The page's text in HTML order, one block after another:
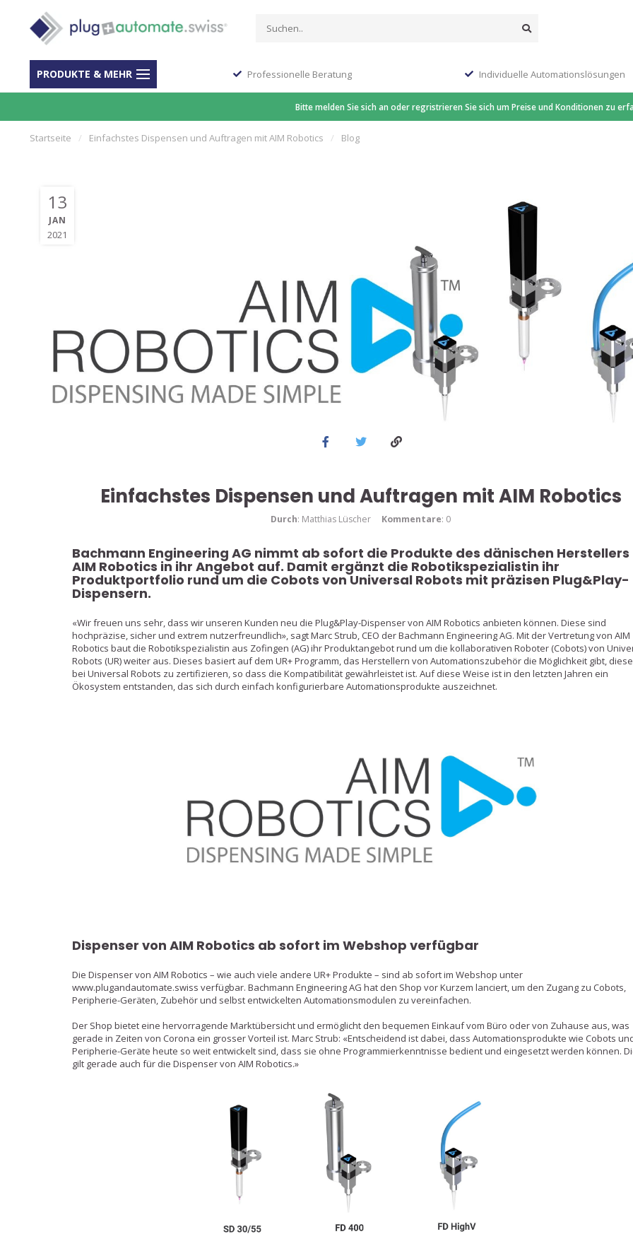
PRODUKTE & MEHR
Shop für Automation Professionelle Beratung Individuelle Automationslösungen
Bitte melden Sie sich an oder regristrieren Sie sich um Preise und Konditionen zu
Startseite / Einfachstes Dispensen und Auftragen mit AIM Robotics / Blog
13
JAN
2021
Einfachstes Dispensen und Auftragen mit AIM Robotics
Durch: Matthias Lüscher Kommentare: 0
Bachmann Engineering AG nimmt ab sofort die Produkte des dänischen Herstellers
AIM Robotics in ihr Angebot auf. Damit ergänzt die Robotikspezialistin ihr
Produktportfolio rund um die Cobots von Universal Robots mit präzisen Plug&Play-
Dispensern.
«Wir freuen uns sehr, dass wir unseren Kunden neu die Plug&Play-Dispenser von AIM Robotics anbieten können. Diese sind
hochpräzise, sicher und extrem nutzerfreundlich», sagt Marc Strub, CEO der Bachmann Engineering AG. Mit der Vertretung von AIM
Robotics baut die Robotikspezialistin aus Zofingen (AG) ihr Produktangebot rund um die kollaborativen Roboter (Cobots) von
Robots (UR) weiter aus. Dieses basiert auf dem UR+ Programm, das Herstellern von Automationszubehör die Möglichkeit gibt,
bei Universal Robots zu zertifizieren, so dass die Kompatibilität gewährleistet ist. Auf diese Weise ist in den letzten Jahren ein
Ökosystem entstanden, das sich durch einfach konfigurierbare Automationsprodukte auszeichnet.
Dispenser von AIM Robotics ab sofort im Webshop verfügbar
Die Dispenser von AIM Robotics – wie auch viele andere UR+ Produkte – sind ab sofort im Webshop unter
www.plugandautomate.swiss verfügbar. Bachmann Engineering AG hat den Shop vor Kurzem lanciert, um den Zugang zu Cobots,
Peripherie-Geräten, Zubehör und selbst entwickelten Automationsmodulen zu vereinfachen.
Der Shop bietet eine hervorragende Marktübersicht und ermöglicht den bequemen Einkauf vom Büro oder von Zuhause aus, was
gerade in Zeiten von Corona ein grosser Vorteil ist. Marc Strub: «Entscheidend ist dabei, dass Automationsprodukte wie Cobots
Peripherie-Geräte heute so weit entwickelt sind, dass sie ohne Programmierkenntnisse bedient und eingesetzt werden können.
gilt gerade auch für die Dispenser von AIM Robotics.»